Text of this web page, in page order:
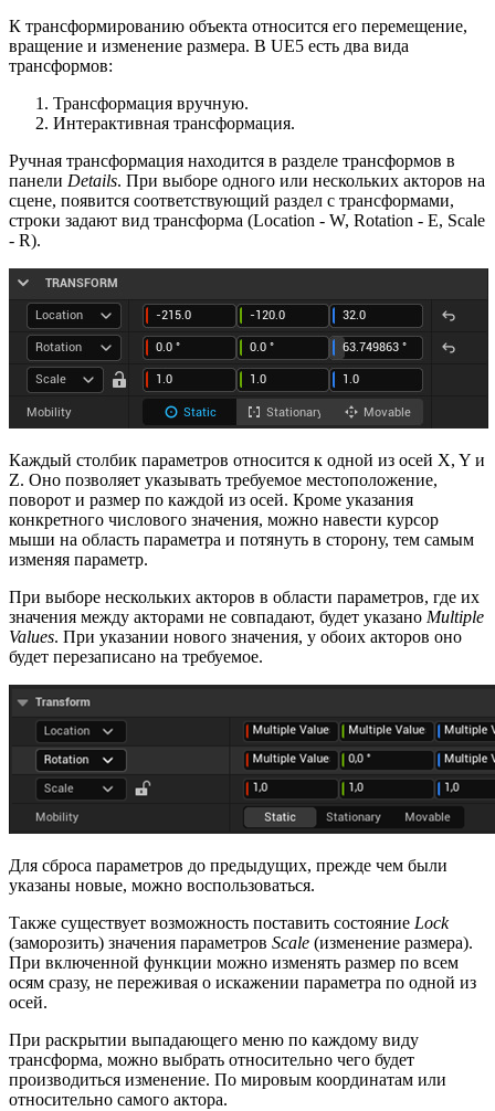
К трансформированию объекта относится его перемещение,
вращение и изменение размера. В UE5 есть два вида
трансформов:
Трансформация вручную.
Интерактивная трансформация.
Ручная трансформация находится в разделе трансформов в
панели Details. При выборе одного или нескольких акторов на
сцене, появится соответствующий раздел с трансформами,
строки задают вид трансформа (Location - W, Rotation - E, Scale
- R).
Каждый столбик параметров относится к одной из осей X, Y и
Z. Оно позволяет указывать требуемое местоположение,
поворот и размер по каждой из осей. Кроме указания
конкретного числового значения, можно навести курсор
мыши на область параметра и потянуть в сторону, тем самым
изменяя параметр.
При выборе нескольких акторов в области параметров, где их
значения между акторами не совпадают, будет указано Multiple
Values. При указании нового значения, у обоих акторов оно
будет перезаписано на требуемое.
Для сброса параметров до предыдущих, прежде чем были
указаны новые, можно воспользоваться.
Также существует возможность поставить состояние Lock
(заморозить) значения параметров Scale (изменение размера).
При включенной функции можно изменять размер по всем
осям сразу, не переживая о искажении параметра по одной из
осей.
При раскрытии выпадающего меню по каждому виду
трансформа, можно выбрать относительно чего будет
производиться изменение. По мировым координатам или
относительно самого актора.